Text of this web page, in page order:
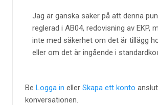
Jag är ganska säker på att denna
reglerad i AB04, redovisning av EKP,
inte med säkerhet om det är tillägg
eller om det är ingående i
Be Logga in eller Skapa ett konto
konversationen.